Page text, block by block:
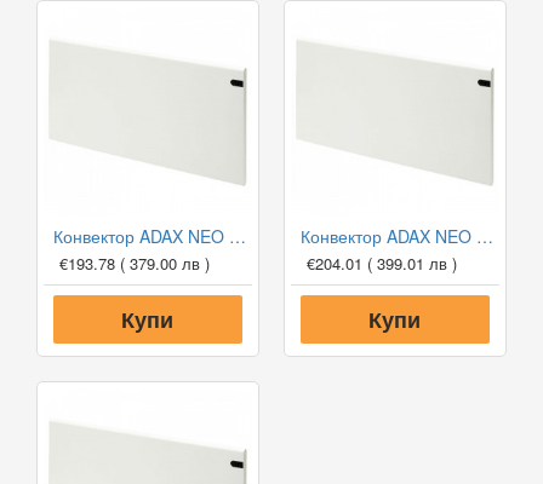
Конвектор ADAX NEO NP 12 KDT WHITE, 1200W, Дигитален програмируем термостат
€193.78 ( 379.00 лв )
Купи
Конвектор ADAX NEO NP 14 KDT WHITE, 1400W, Дигитален програмируем термостат
€204.01 ( 399.01 лв )
Купи